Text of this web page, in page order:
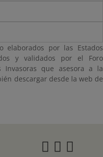
por las Estados
y validados por el Foro
Invasoras que asesora a la
descargar desde la web de